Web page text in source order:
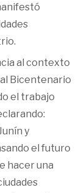
al contexto
Bicentenario
el trabajo
y
el futuro
hacer una